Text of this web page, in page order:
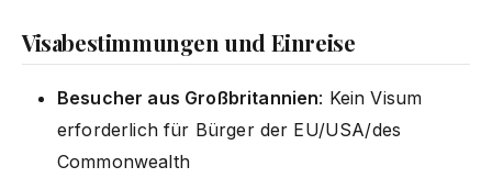
Visabestimmungen und Einreise
Besucher aus Großbritannien: Kein Visum
erforderlich für Bürger der EU/USA/des
Commonwealth